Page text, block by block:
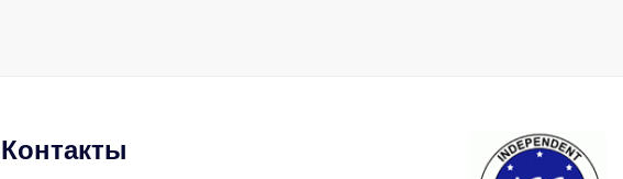
Контакты